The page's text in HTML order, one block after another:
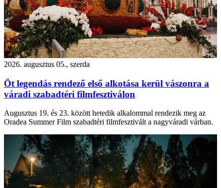
2026. augusztus 05., szerda
Öt legendás rendező első alkotása kerül vászonra a
váradi szabadtéri filmfesztiválon
Augusztus 19. és 23. között hetedik alkalommal rendezik meg az
Oradea Summer Film szabadtéri filmfesztivált a nagyváradi várban.